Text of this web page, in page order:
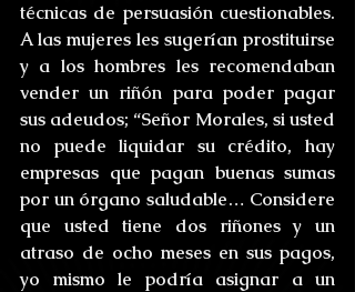
técnicas de persuasión cuestionables.
A las mujeres les sugerían prostituirse
y a los hombres les recomendaban
vender un riñón para poder pagar
sus adeudos; “Señor Morales, si usted
no puede liquidar su crédito, hay
empresas que pagan buenas sumas
por un órgano saludable… Considere
que usted tiene dos riñones y un
atraso de ocho meses en sus pagos,
yo mismo le podría asignar a un